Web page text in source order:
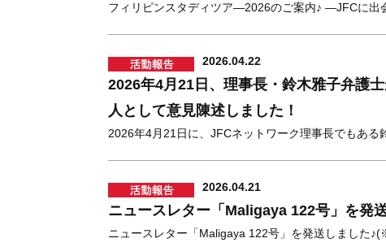
フィリピンスタディツア―2026のご案内♪ ―JFCに出
2026.04.22
2026年4月21日、理事長・鈴木雅子弁護
人として意見陳述しました！
2026年4月21日に、JFCネットワーク理事長でもある
2026.04.21
ニュースレター「Maligaya 122号」を発
ニュースレター「Maligaya 122号」を発送しました